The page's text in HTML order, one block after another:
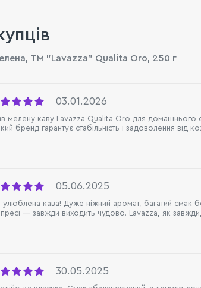
ТМ "Lavazza" Qualita Oro, 250 г
03.01.2026
мелену каву Lavazza Qualita Oro для домашнього
бренд гарантує стабільність і задоволення від
05.06.2025
кава! Дуже ніжний аромат, багатий смак
— завжди виходить чудово. Lavazza, як
30.05.2025